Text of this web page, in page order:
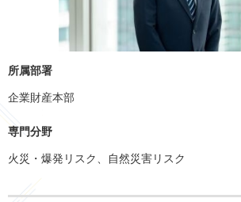
所属部署
企業財産本部
専門分野
火災・爆発リスク、自然災害リスク